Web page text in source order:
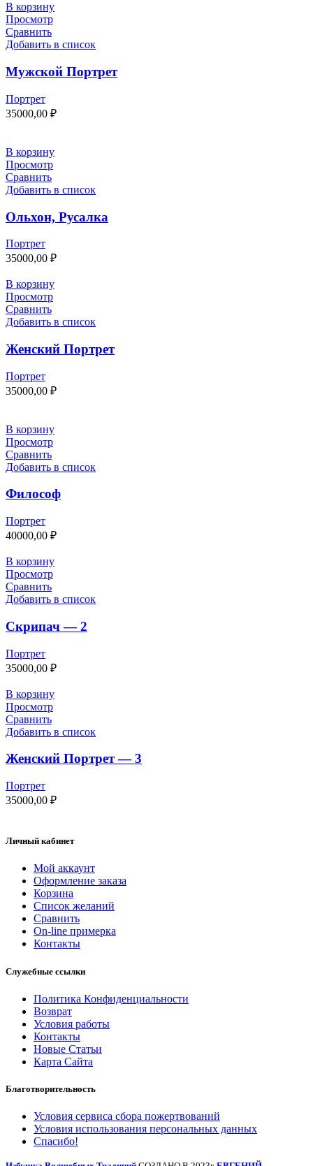
В корзину
Просмотр
Сравнить
Добавить в список
Мужской Портрет
Портрет
35000,00 ₽
В корзину
Просмотр
Сравнить
Добавить в список
Ольхон, Русалка
Портрет
35000,00 ₽
В корзину
Просмотр
Сравнить
Добавить в список
Женский Портрет
Портрет
35000,00 ₽
В корзину
Просмотр
Сравнить
Добавить в список
Философ
Портрет
40000,00 ₽
В корзину
Просмотр
Сравнить
Добавить в список
Скрипач — 2
Портрет
35000,00 ₽
В корзину
Просмотр
Сравнить
Добавить в список
Женский Портрет — 3
Портрет
35000,00 ₽
Личный кабинет
Мой аккаунт
Оформление заказа
Корзина
Список желаний
Сравнить
On-line примерка
Контакты
Служебные ссылки
Политика Конфиденциальности
Возврат
Условия работы
Контакты
Новые Статьи
Карта Сайта
Благотворительность
Условия сервиса сбора пожертвований
Условия использования персональных данных
Спасибо!